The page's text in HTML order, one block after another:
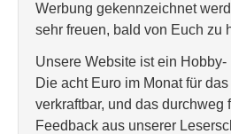
Werbung gekennzeichnet
sehr freuen, bald von Euch zu
Unsere Website ist ein
Die acht Euro im Monat für
verkraftbar, und das durchweg
Feedback aus unserer